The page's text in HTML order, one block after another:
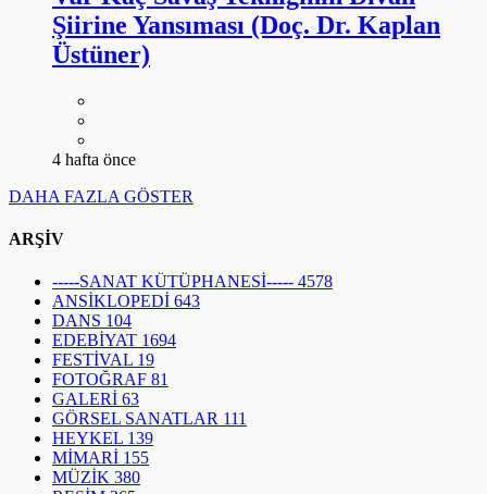
Şiirine Yansıması (Doç. Dr. Kaplan
Üstüner)
4 hafta önce
DAHA FAZLA GÖSTER
ARŞİV
-----SANAT KÜTÜPHANESİ----- 4578
ANSİKLOPEDİ 643
DANS 104
EDEBİYAT 1694
FESTİVAL 19
FOTOĞRAF 81
GALERİ 63
GÖRSEL SANATLAR 111
HEYKEL 139
MİMARİ 155
MÜZİK 380